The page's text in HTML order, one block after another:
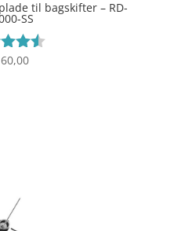
til bagskifter – RD-
SS